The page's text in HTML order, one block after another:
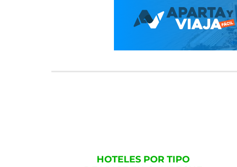
HOTELES POR TIPO